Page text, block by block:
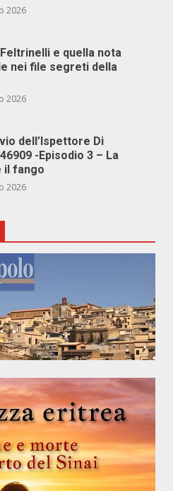
2026
e quella nota
nei file segreti della
2026
dell’Ispettore Di
-Episodio 3 – La
il fango
2026